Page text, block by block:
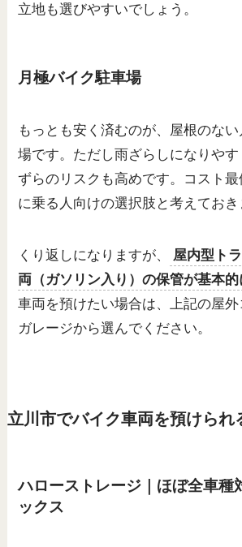
立地も選びやすいでしょう。
月極バイク駐車場
もっとも安く済むのが、屋根のな
場です。ただし雨ざらしになりや
ずらのリスクも高めです。コスト
に乗る人向けの選択肢と考えておき
くり返しになりますが、
屋内型ト
両（ガソリン入り）の保管が基本
車両を預けたい場合は、上記の屋外
ガレージから選んでください。
立川市でバイク車両を預けられ
ハローストレージ｜ほぼ全車種
ックス